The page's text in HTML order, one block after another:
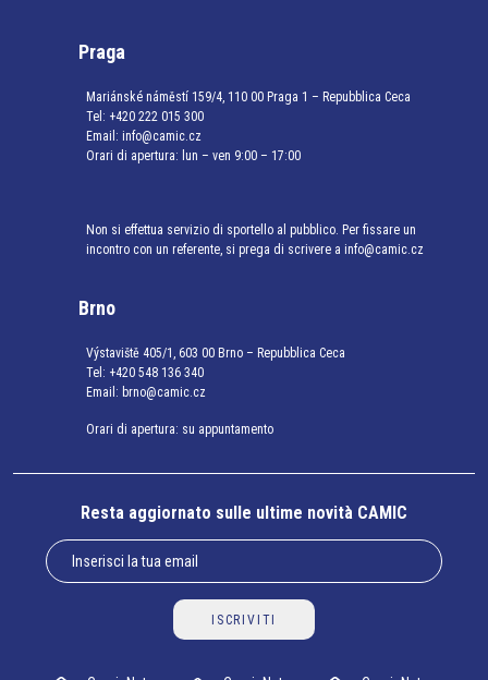
Praga
Mariánské náměstí 159/4, 110 00 Praga 1 – Repubblica Ceca
Tel: +420 222 015 300
Email: info@camic.cz
Orari di apertura: lun – ven 9:00 – 17:00
Non si effettua servizio di sportello al pubblico. Per fissare un
incontro con un referente, si prega di scrivere a info@camic.cz
Brno
Výstaviště 405/1, 603 00 Brno – Repubblica Ceca
Tel: +420 548 136 340
Email: brno@camic.cz
Orari di apertura: su appuntamento
Resta aggiornato sulle ultime novità CAMIC
ISCRIVITI